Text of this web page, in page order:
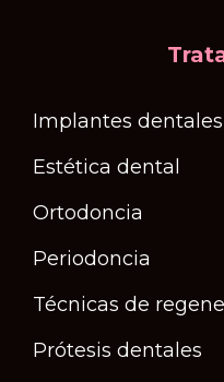
Implantes dentales
Estética dental
Ortodoncia
Periodoncia
Técnicas de
Prótesis dentales